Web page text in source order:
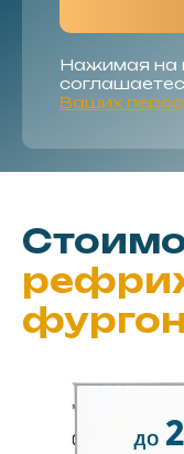
Нажимая на
Ваших